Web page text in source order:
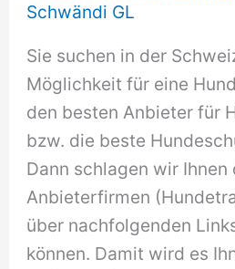
Schwändi GL
Sie suchen in der
Möglichkeit für eine
den besten Anbieter für
bzw. die beste
Dann schlagen wir
Anbieterfirmen
über nachfolgenden
können. Damit wird es